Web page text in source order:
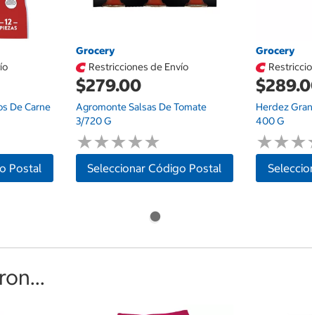
De Carne
Postal
Grocery
Restricciones de Envío
$279.00
Agromonte Salsas De Tomate
3/720 G
★★★★★
★★★★★
Seleccionar Código Postal
Grocery
Herdez
400 G
★★★
★★★